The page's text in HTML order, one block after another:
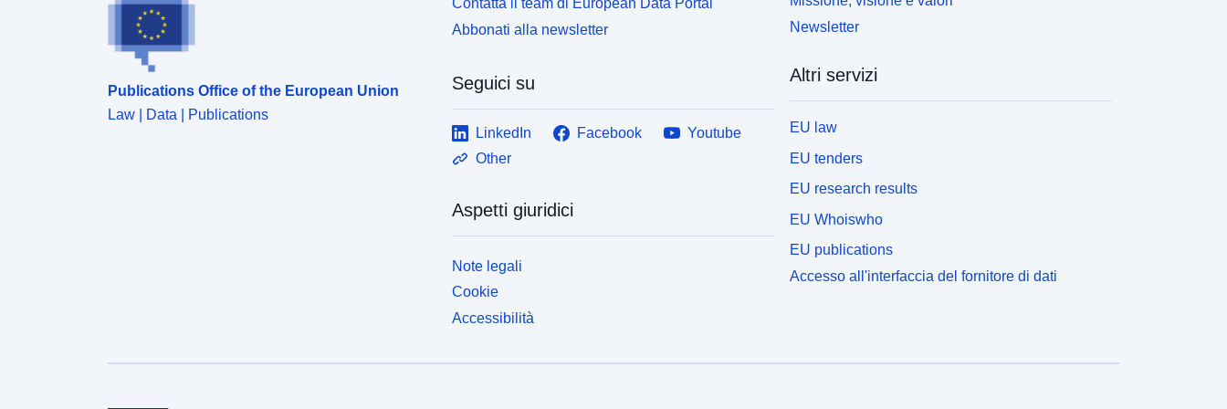
(vedi parte Fonte online)
Publications Office of the European Union
Law | Data | Publications
Contatta il team di European Data Portal
Abbonati alla newsletter
Seguici su
LinkedIn Facebook
Youtube
Other
Aspetti giuridici
Note legali
Cookie
Accessibilità
Newsletter
Altri servizi
EU law
EU tenders
EU research results
EU Whoiswho
EU publications
Accesso all'interfaccia del fornitore di dati